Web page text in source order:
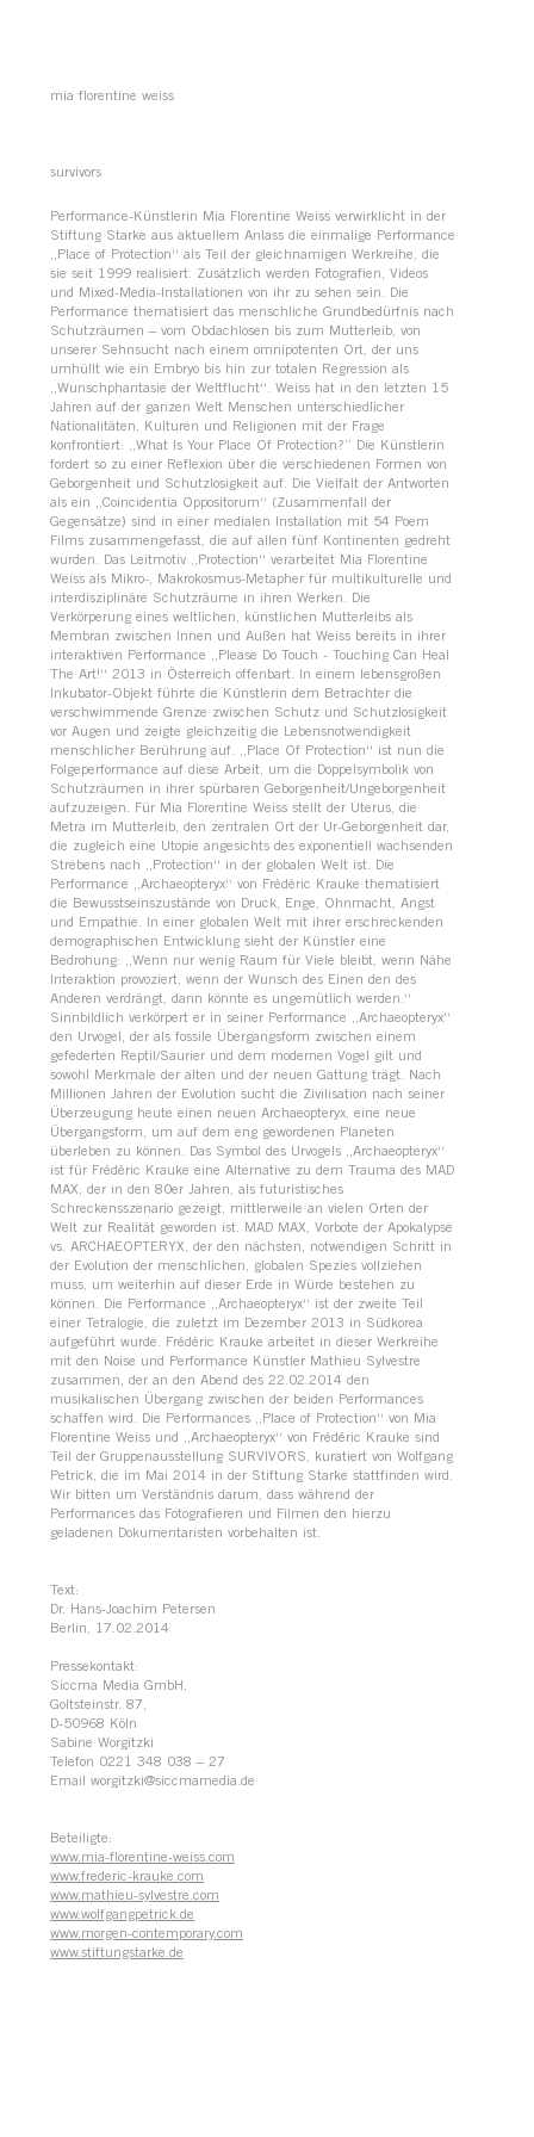
mia florentine weiss
survivors
Performance-Künstlerin Mia Florentine Weiss verwirklicht in der
Stiftung Starke aus aktuellem Anlass die einmalige Performance
„Place of Protection“ als Teil der gleichnamigen Werkreihe, die
sie seit 1999 realisiert. Zusätzlich werden Fotografien, Videos
und Mixed-Media-Installationen von ihr zu sehen sein. Die
Performance thematisiert das menschliche Grundbedürfnis nach
Schutzräumen – vom Obdachlosen bis zum Mutterleib, von
unserer Sehnsucht nach einem omnipotenten Ort, der uns
umhüllt wie ein Embryo bis hin zur totalen Regression als
„Wunschphantasie der Weltflucht“. Weiss hat in den letzten 15
Jahren auf der ganzen Welt Menschen unterschiedlicher
Nationalitäten, Kulturen und Religionen mit der Frage
konfrontiert: „What Is Your Place Of Protection?” Die Künstlerin
fordert so zu einer Reflexion über die verschiedenen Formen von
Geborgenheit und Schutzlosigkeit auf. Die Vielfalt der Antworten
als ein „Coincidentia Oppositorum“ (Zusammenfall der
Gegensätze) sind in einer medialen Installation mit 54 Poem
Films zusammengefasst, die auf allen fünf Kontinenten gedreht
wurden. Das Leitmotiv „Protection“ verarbeitet Mia Florentine
Weiss als Mikro-, Makrokosmus-Metapher für multikulturelle und
interdisziplinäre Schutzräume in ihren Werken. Die
Verkörperung eines weltlichen, künstlichen Mutterleibs als
Membran zwischen Innen und Außen hat Weiss bereits in ihrer
interaktiven Performance „Please Do Touch - Touching Can Heal
The Art!“ 2013 in Österreich offenbart. In einem lebensgroßen
Inkubator-Objekt führte die Künstlerin dem Betrachter die
verschwimmende Grenze zwischen Schutz und Schutzlosigkeit
vor Augen und zeigte gleichzeitig die Lebensnotwendigkeit
menschlicher Berührung auf. „Place Of Protection“ ist nun die
Folgeperformance auf diese Arbeit, um die Doppelsymbolik von
Schutzräumen in ihrer spürbaren Geborgenheit/Ungeborgenheit
aufzuzeigen. Für Mia Florentine Weiss stellt der Uterus, die
Metra im Mutterleib, den zentralen Ort der Ur-Geborgenheit dar,
die zugleich eine Utopie angesichts des exponentiell wachsenden
Strebens nach „Protection“ in der globalen Welt ist. Die
Performance „Archaeopteryx“ von Frédéric Krauke thematisiert
die Bewusstseinszustände von Druck, Enge, Ohnmacht, Angst
und Empathie. In einer globalen Welt mit ihrer erschreckenden
demographischen Entwicklung sieht der Künstler eine
Bedrohung: „Wenn nur wenig Raum für Viele bleibt, wenn Nähe
Interaktion provoziert, wenn der Wunsch des Einen den des
Anderen verdrängt, dann könnte es ungemütlich werden.“
Sinnbildlich verkörpert er in seiner Performance „Archaeopteryx“
den Urvogel, der als fossile Übergangsform zwischen einem
gefederten Reptil/Saurier und dem modernen Vogel gilt und
sowohl Merkmale der alten und der neuen Gattung trägt. Nach
Millionen Jahren der Evolution sucht die Zivilisation nach seiner
Überzeugung heute einen neuen Archaeopteryx, eine neue
Übergangsform, um auf dem eng gewordenen Planeten
überleben zu können. Das Symbol des Urvogels „Archaeopteryx“
ist für Frédéric Krauke eine Alternative zu dem Trauma des MAD
MAX, der in den 80er Jahren, als futuristisches
Schreckensszenario gezeigt, mittlerweile an vielen Orten der
Welt zur Realität geworden ist. MAD MAX, Vorbote der Apokalypse
vs. ARCHAEOPTERYX, der den nächsten, notwendigen Schritt in
der Evolution der menschlichen, globalen Spezies vollziehen
muss, um weiterhin auf dieser Erde in Würde bestehen zu
können. Die Performance „Archaeopteryx“ ist der zweite Teil
einer Tetralogie, die zuletzt im Dezember 2013 in Südkorea
aufgeführt wurde. Frédéric Krauke arbeitet in dieser Werkreihe
mit den Noise und Performance Künstler Mathieu Sylvestre
zusammen, der an den Abend des 22.02.2014 den
musikalischen Übergang zwischen der beiden Performances
schaffen wird. Die Performances „Place of Protection“ von Mia
Florentine Weiss und „Archaeopteryx“ von Frédéric Krauke sind
Teil der Gruppenausstellung SURVIVORS, kuratiert von Wolfgang
Petrick, die im Mai 2014 in der Stiftung Starke stattfinden wird.
Wir bitten um Verständnis darum, dass während der
Performances das Fotografieren und Filmen den hierzu
geladenen Dokumentaristen vorbehalten ist.
Text:
Dr. Hans-Joachim Petersen
Berlin, 17.02.2014
Pressekontakt:
Siccma Media GmbH,
Goltsteinstr. 87,
D-50968 Köln
Sabine Worgitzki
Telefon 0221 348 038 – 27
Email worgitzki@siccmamedia.de
Beteiligte:
www.mia-florentine-weiss.com
www.frederic-krauke.com
www.mathieu-sylvestre.com
www.wolfgangpetrick.de
www.morgen-contemporary.com
www.stiftungstarke.de